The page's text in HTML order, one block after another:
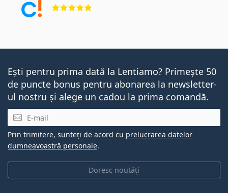
Ești pentru prima dată la Lentiamo? Primește 50
de puncte bonus pentru abonarea la newsletter-
ul nostru și alege un cadou la prima comandă.
E-mail
Doresc noutăți
Prin trimitere, sunteți de acord cu prelucrarea datelor
dumneavoastră personale.